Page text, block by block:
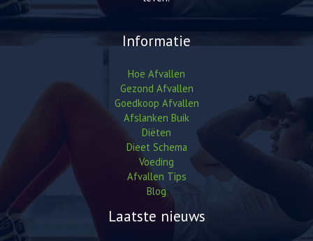
Informatie
Hoe Afvallen
Gezond Afvallen
Goedkoop Afvallen
Afslanken Buik
Diëten
Dieet Schema
Voeding
Afvallen Tips
Blog
Laatste nieuws